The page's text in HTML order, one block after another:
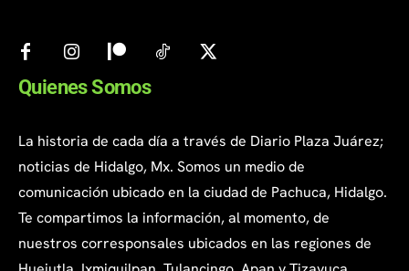
Quienes Somos
La historia de cada día a través de Diario Plaza Juárez;
noticias de Hidalgo, Mx. Somos un medio de
comunicación ubicado en la ciudad de Pachuca, Hidalgo.
Te compartimos la información, al momento, de
nuestros corresponsales ubicados en las regiones de